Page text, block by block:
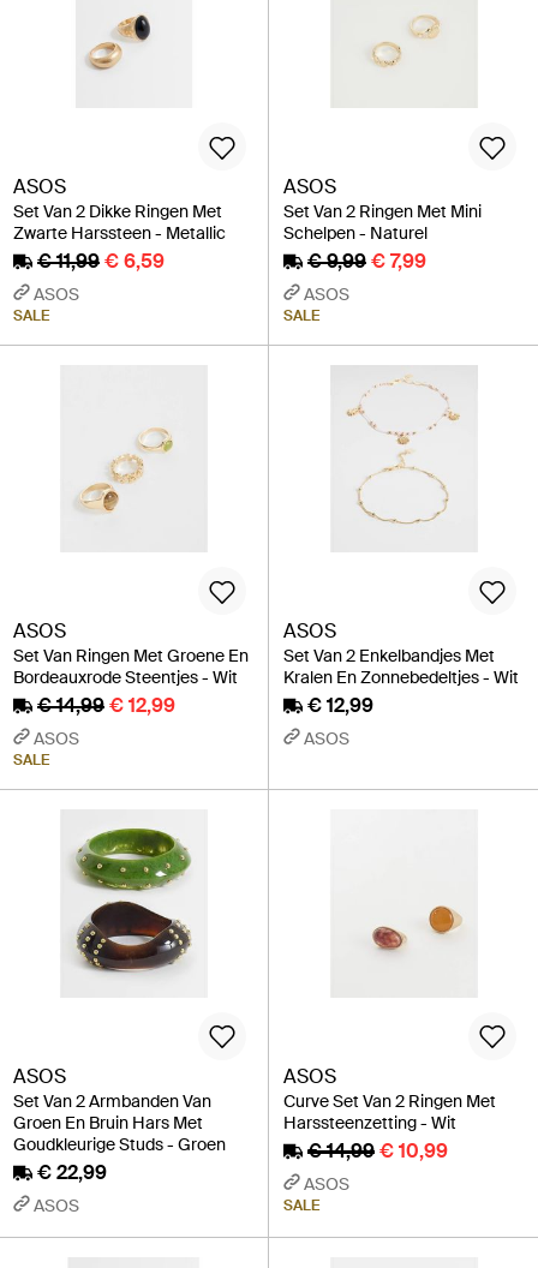
ASOS
Set Van 2 Dikke Ringen Met
Zwarte Harssteen - Metallic
€ 11,99€ 6,59
ASOS
SALE
ASOS
Set Van 2 Ringen Met Mini
Schelpen - Naturel
€ 9,99€ 7,99
ASOS
SALE
ASOS
Set Van Ringen Met Groene En
Bordeauxrode Steentjes - Wit
€ 14,99€ 12,99
ASOS
SALE
ASOS
Set Van 2 Enkelbandjes Met
Kralen En Zonnebedeltjes - Wit
€ 12,99
ASOS
ASOS
Set Van 2 Armbanden Van
Groen En Bruin Hars Met
Goudkleurige Studs - Groen
€ 22,99
ASOS
ASOS
Curve Set Van 2 Ringen Met
Harssteenzetting - Wit
€ 14,99€ 10,99
ASOS
SALE